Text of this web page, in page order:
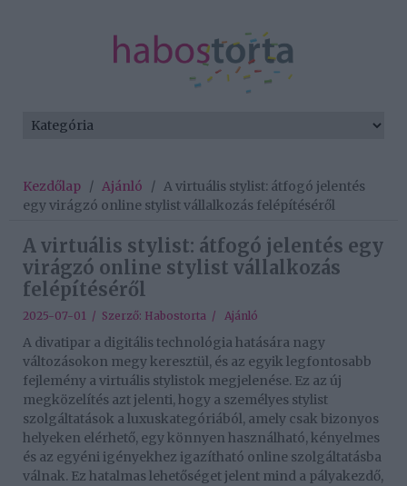
Kezdőlap / Ajánló / A virtuális stylist: átfogó jelentés
egy virágzó online stylist vállalkozás felépítéséről
A virtuális stylist: átfogó jelentés egy
virágzó online stylist vállalkozás
felépítéséről
2025-07-01 / Szerző: Habostorta / Ajánló
A divatipar a digitális technológia hatására nagy
változásokon megy keresztül, és az egyik legfontosabb
fejlemény a virtuális stylistok megjelenése. Ez az új
megközelítés azt jelenti, hogy a személyes stylist
szolgáltatások a luxuskategóriából, amely csak bizonyos
helyeken elérhető, egy könnyen használható, kényelmes
és az egyéni igényekhez igazítható online szolgáltatásba
válnak. Ez hatalmas lehetőséget jelent mind a pályakezdő,